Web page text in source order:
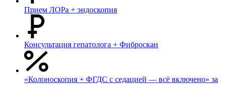
Прием ЛОРа + эндоскопия
Консультация гепатолога + Фиброскан
«Колоноскопия + ФГДС с седацией — всё включено» за